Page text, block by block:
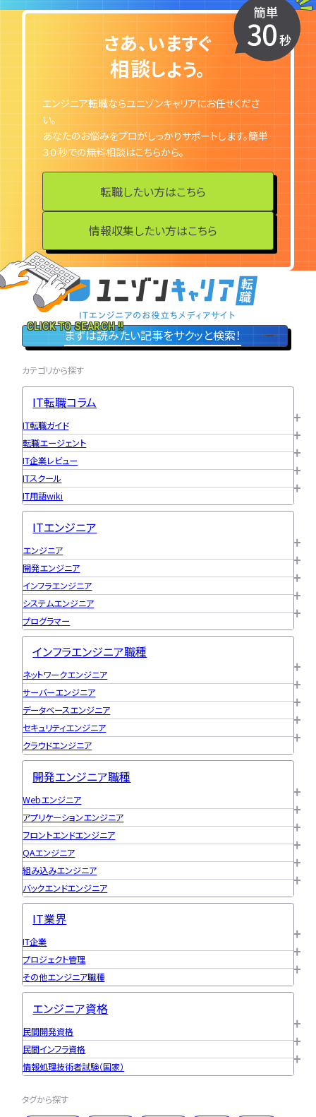
ユニゾンキャリア「IT転職メデ
個人情報の取り扱い
個人情報保護方針
さあ、いますぐ
相談しよう。
エンジニア転職ならユニゾンキャリアにお任せくださ
い。
あなたのお悩みをプロがしっかりサポートします。簡単
３０秒での無料相談はこちらから。
転職したい方はこちら
情報収集したい方はこちら
CLICK TO SEARCH !!
まずは読みたい記事をサクッと検索！
カテゴリから探す
IT転職コラム
IT転職ガイド
転職エージェント
IT企業レビュー
ITスクール
IT用語wiki
ITエンジニア
エンジニア
開発エンジニア
インフラエンジニア
システムエンジニア
プログラマー
インフラエンジニア職種
ネットワークエンジニア
サーバーエンジニア
データベースエンジニア
セキュリティエンジニア
クラウドエンジニア
開発エンジニア職種
Webエンジニア
アプリケーションエンジニア
フロントエンドエンジニア
QAエンジニア
組み込みエンジニア
バックエンドエンジニア
IT業界
IT企業
プロジェクト管理
その他エンジニア職種
エンジニア資格
民間開発資格
民間インフラ資格
情報処理技術者試験（国家）
タグから探す